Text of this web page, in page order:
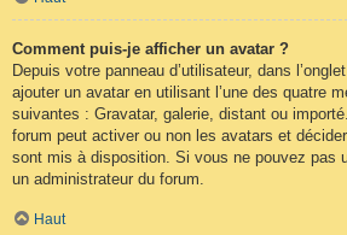
Comment puis-je afficher un avatar ?
Depuis votre panneau d’utilisateur, dans
ajouter un avatar en utilisant l’une des quatre
suivantes : Gravatar, galerie, distant ou
forum peut activer ou non les avatars et
sont mis à disposition. Si vous ne pouvez pas
un administrateur du forum.
Haut